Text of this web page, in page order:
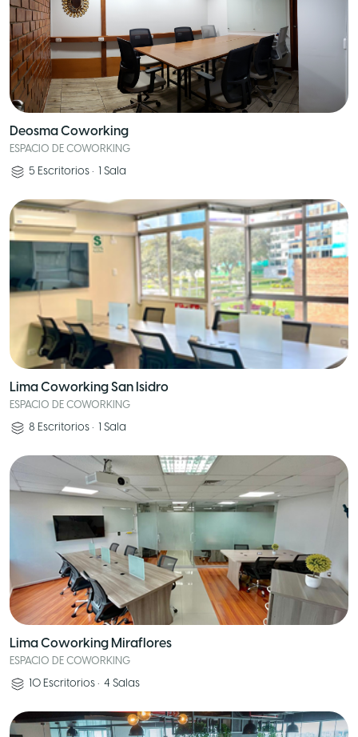
Deosma Coworking
ESPACIO DE COWORKING
5 Escritorios • 1 Sala
Lima Coworking San Isidro
ESPACIO DE COWORKING
8 Escritorios • 1 Sala
Lima Coworking Miraflores
ESPACIO DE COWORKING
10 Escritorios • 4 Salas